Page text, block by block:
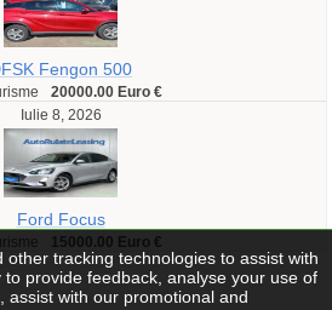
Fengon 500
20000.00 Euro €
Iulie 8, 2026
Ford Focus
15000.00 Euro €
other tracking technologies to assist with
provide feedback, analyse your use of
assist with our promotional and